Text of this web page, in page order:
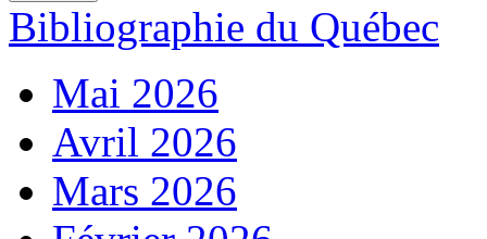
Bibliographie du Québec
Mai 2026
Avril 2026
Mars 2026